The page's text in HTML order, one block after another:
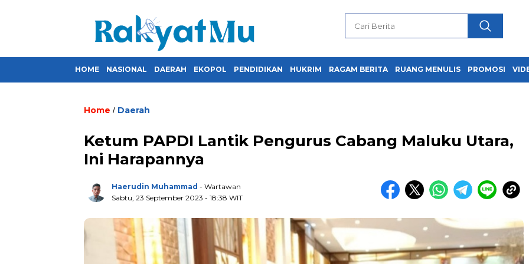
HOME NASIONAL DAERAH EKOPOL PENDIDIKAN HUKRIM RAGAM BERITA RUANG MENULIS PROMOSI
Home / Daerah
Ketum PAPDI Lantik Pengurus Cabang Maluku Utara,
Ini Harapannya
Haerudin Muhammad - Wartawan
Sabtu, 23 September 2023 - 18:38 WIT